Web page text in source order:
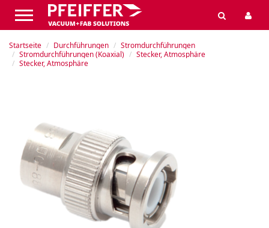
Startseite Durchführungen
Stromdurchführungen
Stromdurchführungen (Koaxial)
Stecker, Atmosphäre
Stecker, Atmosphäre